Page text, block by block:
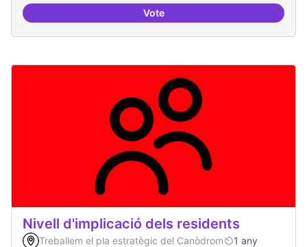
Vote10 projectes consolidats
Nivell d'implicació dels residents
Treballem el pla estratègic del Canòdrom
1 any